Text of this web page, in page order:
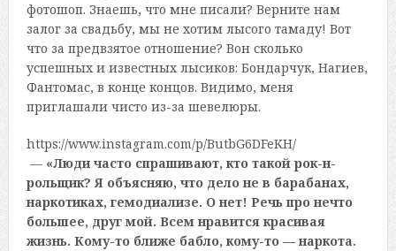
фотошоп. Знаешь, что мне писали? Верните нам
залог за свадьбу, мы не хотим лысого тамаду! Вот
что за предвзятое отношение? Вон сколько
успешных и известных лысиков: Бондарчук, Нагиев,
Фантомас, в конце концов. Видимо, меня
приглашали чисто из-за шевелюры.
https://www.instagram.com/p/ButbG6DFeKH/
— «Люди часто спрашивают, кто такой рок-н-
рольщик? Я объясняю, что дело не в барабанах,
наркотиках, гемодиализе. О нет! Речь про нечто
большее, друг мой. Всем нравится красивая
жизнь. Кому-то ближе бабло, кому-то — наркота.